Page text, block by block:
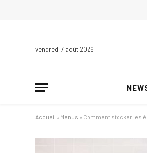
vendredi 7 août 2026
Accueil » Menus » Comment stocker les